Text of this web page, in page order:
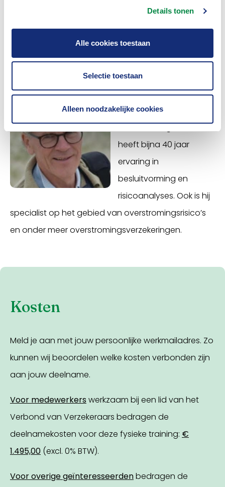
Details tonen
Alle cookies toestaan
Selectie toestaan
Alleen noodzakelijke cookies
vertegenwoordigt de TU Delft in nationale en
Matthijs Kok is
hoogleraar
Overstromingsrisico en
heeft bijna 40 jaar
ervaring in
besluitvorming en
risicoanalyses. Ook is hij
specialist op het gebied van overstromingsrisico’s
en onder meer overstromingsverzekeringen.
Kosten
Meld je aan met jouw persoonlijke werkmailadres. Zo
kunnen wij beoordelen welke kosten verbonden zijn
aan jouw deelname.
Voor medewerkerswerkzaam bij een lid van het
Verbond van Verzekeraars bedragen de
deelnamekosten voor deze fysieke training: €
1.495,00 (excl. 0% BTW).
Voor overige geïnteresseerdenbedragen de